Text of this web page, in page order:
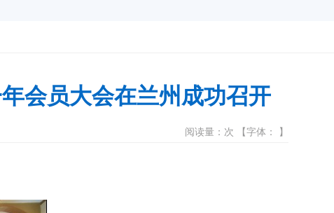
会员大会在兰州成功召开
阅读量：次 【字体： 】